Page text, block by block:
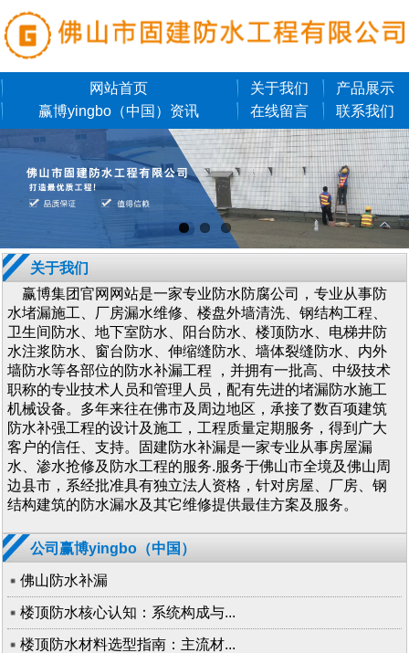
网站首页 关于我们
产品展示
赢博yingbo（中国）资讯
在线留言 联系我们
关于我们
赢博集团官网网站是一家专业防水防腐公司，专业从事防
水堵漏施工、厂房漏水维修、楼盘外墙清洗、钢结构工程、
卫生间防水、地下室防水、阳台防水、楼顶防水、电梯井防
水注浆防水、窗台防水、伸缩缝防水、墙体裂缝防水、内外
墙防水等各部位的防水补漏工程 ，并拥有一批高、中级技术
职称的专业技术人员和管理人员，配有先进的堵漏防水施工
机械设备。多年来往在佛市及周边地区，承接了数百项建筑
防水补强工程的设计及施工，工程质量定期服务，得到广大
客户的信任、支持。固建防水补漏是一家专业从事房屋漏
水、渗水抢修及防水工程的服务.服务于佛山市全境及佛山周
边县市，系经批准具有独立法人资格，针对房屋、厂房、钢
结构建筑的防水漏水及其它维修提供最佳方案及服务。
公司赢博yingbo（中国）
佛山防水补漏
楼顶防水核心认知：系统构成与...
楼顶防水材料选型指南：主流材...